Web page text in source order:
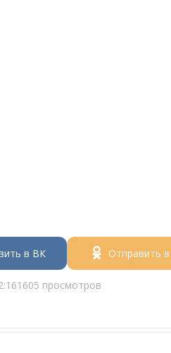
в ВК Отправить
1605 просмотров